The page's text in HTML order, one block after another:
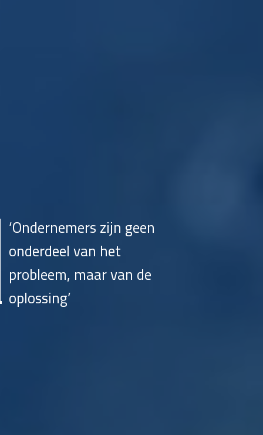
‘Ondernemers zijn geen
onderdeel van het
probleem, maar van de
oplossing’